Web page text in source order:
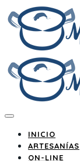
INICIO
ARTESANÍAS
ON-LINE